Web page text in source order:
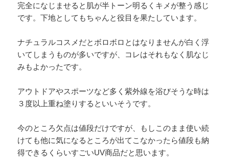
完全になじませると肌が半トーン明るくキメが整う感じ
です。下地としてもちゃんと役目を果たしています。
ナチュラルコスメだとボロボロとはなりませんが白く浮
いてしまうものが多いですが、コレはそれもなく肌なじ
みもよかったです。
アウトドアやスポーツなど多く紫外線を浴びそうな時は
３度以上重ね塗りするといいそうです。
今のところ欠点は値段だけですが、もしこのまま使い続
けても他に気になるところが出てこなかったら値段も納
得できるくらいすごいUV商品だと思います。